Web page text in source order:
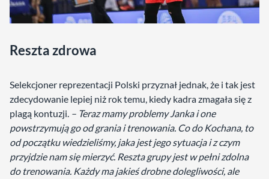
Reszta zdrowa
Selekcjoner reprezentacji Polski przyznał jednak, że i tak jest
zdecydowanie lepiej niż rok temu, kiedy kadra zmagała się z
plagą kontuzji. – Teraz mamy problemy Janka i one
powstrzymują go od grania i trenowania. Co do Kochana, to
od początku wiedzieliśmy, jaka jest jego sytuacja i z czym
przyjdzie nam się mierzyć. Reszta grupy jest w pełni zdolna
do trenowania. Każdy ma jakieś drobne dolegliwości, ale